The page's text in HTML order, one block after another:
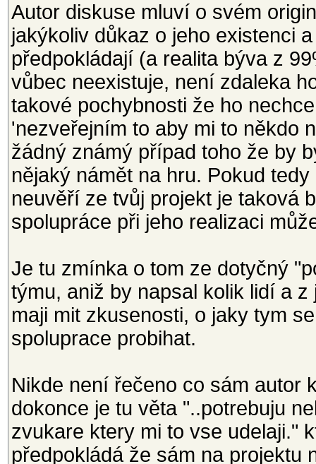
Autor diskuse mluví o svém
jakýkoliv důkaz o jeho existenci
předpokládají (a realita býva z
vůbec neexistuje, není zdaleka
takové pochybnosti že ho
'nezveřejním to aby mi to někdo
žádný známý případ toho že by
nějaký námět na hru. Pokud
neuvěří ze tvůj projekt je taková
spolupráce při jeho realizaci
Je tu zmínka o tom ze dotyčný
týmu, aniž by napsal kolik lidí a
maji mit zkusenosti, o jaky tym
spoluprace probihat.
Nikde není řečeno co sám autor
dokonce je tu věta "..potrebuju
zvukare ktery mi to vse udelaji."
předpokládá že sám na projektu